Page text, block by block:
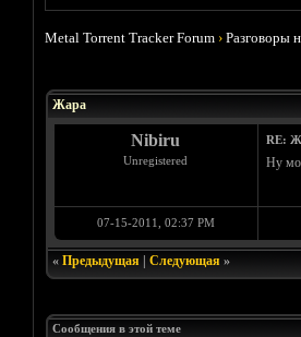
Metal Torrent Tracker Forum ›Разговоры
Жара
Nibiru
Unregistered
RE:
Ну
07-15-2011, 02:37 PM
« Предыдущая| Следующая»
Сообщения в этой теме